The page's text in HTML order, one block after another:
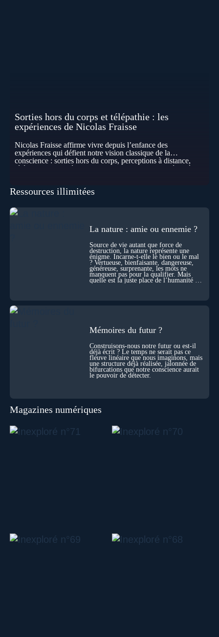
Sorties hors du corps et télépathie : les
expériences de Nicolas Fraisse
Nicolas Fraisse affirme vivre depuis l’enfance des
expériences qui défient notre vision classique de la
conscience : sorties hors du corps, perceptions à distance,
télépathie spontanée… Comment accueillir ces phénomènes
les pensées d’autrui ? Que deviennent l’espace, le temps… et
disparaître ? Au fil de cet échange, Nicolas raconte ses
expériences les plus troublantes : visions vérifiées,
durant ses sorties, protocoles scientifiques… et toujours, cette
! Sommes-nous à l’aube d’une révolution de la conscience ?
Sans doute. Mais encore faut-il accepter d’explorer ces
territoires avec lucidité, et rigueur…
Ressources illimitées
La nature : amie ou ennemie ?
Source de vie autant que force de
destruction, la nature représente une
énigme. Incarne-t-elle le bien ou le mal
? Vertueuse, bienfaisante, dangereuse,
généreuse, surprenante, les mots ne
manquent pas pour la qualifier. Mais
quelle est la juste place de l’humanité au
Mémoires du futur ?
Construisons-nous notre futur ou est-il
déjà écrit ? Le temps ne serait pas ce
fleuve linéaire que nous imaginons, mais
une structure déjà réalisée, jalonnée de
bifurcations que notre conscience aurait
le pouvoir de détecter.
Magazines numériques